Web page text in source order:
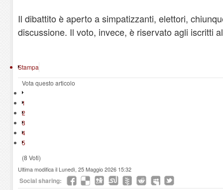
Il dibattito è aperto a simpatizzanti, elettori,
discussione. Il voto, invece, è riservato agli iscritti
Stampa
Vota questo articolo
1
2
3
4
5
(8 Voti)
Ultima modifica il Lunedì, 25 Maggio 2026 15:32
Social sharing: